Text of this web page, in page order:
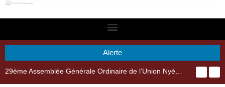
Alerte
29ème Assemblée Générale Ordinaire de l’Union Nyèsigiso : L’encours total des dépôts des membres passé de 18 milliards en 2024 à 21 milliards en 2025